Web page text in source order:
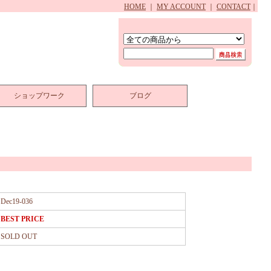
HOME MY ACCOUNT CONTACT
ショップワーク ブログ
Dec19-036
BEST PRICE
SOLD OUT